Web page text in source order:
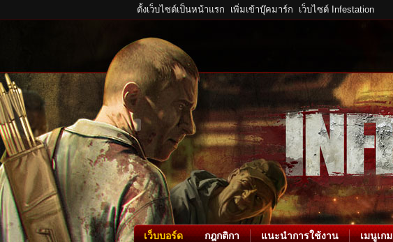
ตั้งเว็บไซต์เป็นหน้าแรก เพิ่มเข้าบุ๊คมาร์ก เว็บไซต์ Infestation
เว็บบอร์ด กฎกติกา แนะนำการใช้งาน เมนูเกม